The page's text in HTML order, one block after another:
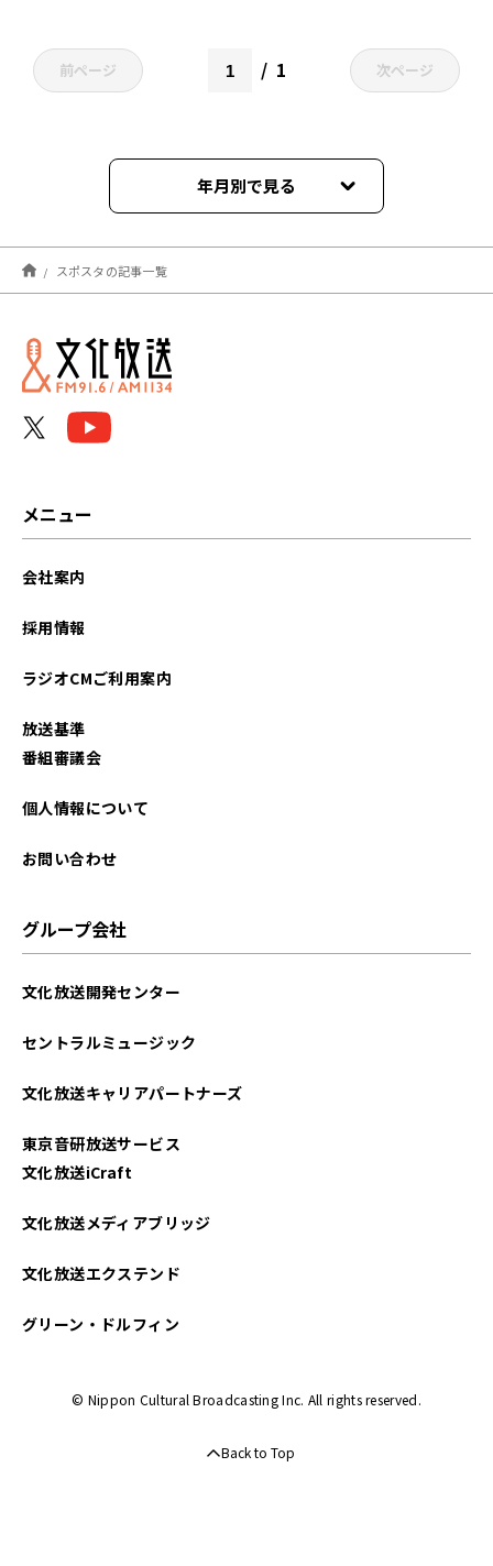
前ページ 1 次ページ
年月別で見る
2021年09月
2021年08月
2021年07月
スポスタの記事一覧
メニュー
会社案内
採用情報
ラジオCMご利用案内
放送基準
番組審議会
個人情報について
お問い合わせ
グループ会社
文化放送開発センター
セントラルミュージック
文化放送キャリアパートナーズ
東京音研放送サービス
文化放送iCraft
文化放送メディアブリッジ
文化放送エクステンド
グリーン・ドルフィン
© Nippon Cultural Broadcasting Inc. All rights reserved.
Back to Top